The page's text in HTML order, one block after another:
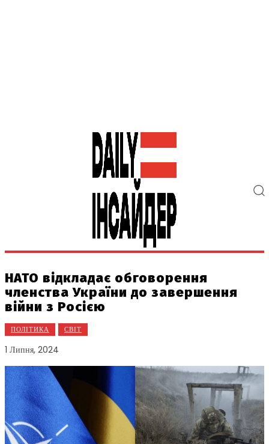
НАТО відкладає обговорення
членства України до завершення
війни з Росією
ПОЛІТИКА СВІТ
1 Липня, 2024